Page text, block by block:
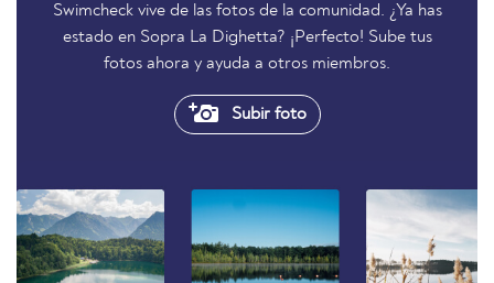
Swimcheck vive de las fotos de la comunidad. ¿Ya has
estado en Sopra La Dighetta? ¡Perfecto! Sube tus
fotos ahora y ayuda a otros miembros.
Subir foto